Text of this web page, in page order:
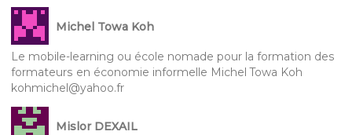
Michel Towa Koh
Le mobile-learning ou école nomade pour la formation des
formateurs en économie informelle Michel Towa Koh
kohmichel@yahoo.fr
Mislor DEXAIL